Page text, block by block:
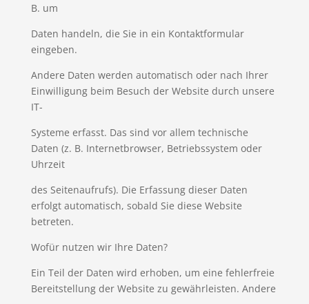
B. um
Daten handeln, die Sie in ein Kontaktformular
eingeben.
Andere Daten werden automatisch oder nach Ihrer
Einwilligung beim Besuch der Website durch unsere
IT-
Systeme erfasst. Das sind vor allem technische
Daten (z. B. Internetbrowser, Betriebssystem oder
Uhrzeit
des Seitenaufrufs). Die Erfassung dieser Daten
erfolgt automatisch, sobald Sie diese Website
betreten.
Wofür nutzen wir Ihre Daten?
Ein Teil der Daten wird erhoben, um eine fehlerfreie
Bereitstellung der Website zu gewährleisten. Andere